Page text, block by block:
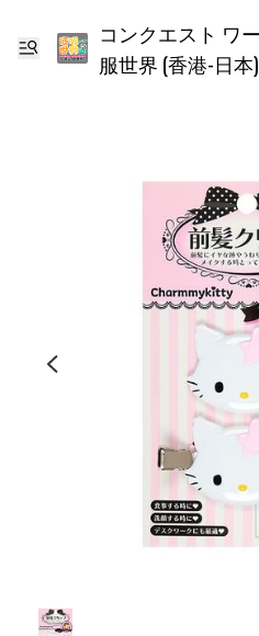
コンクエスト ワールド 征
服世界 (香港-日本)